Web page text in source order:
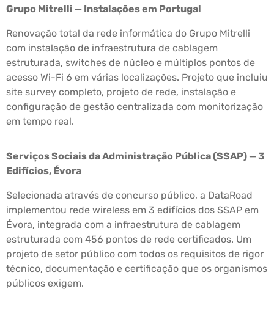
Grupo Mitrelli — Instalações em Portugal
Renovação total da rede informática do Grupo Mitrelli
com instalação de infraestrutura de cablagem
estruturada, switches de núcleo e múltiplos pontos de
acesso Wi-Fi 6 em várias localizações. Projeto que incluiu
site survey completo, projeto de rede, instalação e
configuração de gestão centralizada com monitorização
em tempo real.
Serviços Sociais da Administração Pública (SSAP) — 3
Edifícios, Évora
Selecionada através de concurso público, a DataRoad
implementou rede wireless em 3 edifícios dos SSAP em
Évora, integrada com a infraestrutura de cablagem
estruturada com 456 pontos de rede certificados. Um
projeto de setor público com todos os requisitos de rigor
técnico, documentação e certificação que os organismos
públicos exigem.